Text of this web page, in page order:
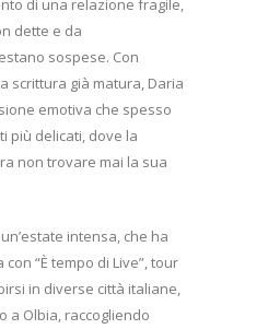
di una relazione fragile,
dette e da
sospese. Con
scrittura già matura, Daria
emotiva che spesso
più delicati, dove la
non trovare mai la sua
intensa, che ha
“È tempo di Live”, tour
in diverse città italiane,
a Olbia, raccogliendo